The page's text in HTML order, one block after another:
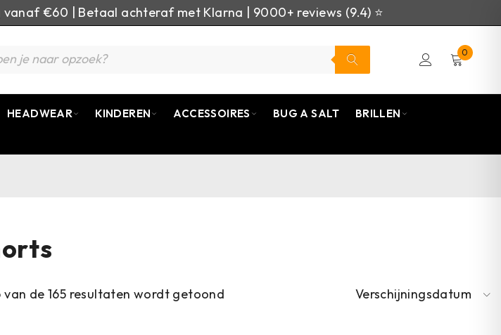
vanaf €60 | Betaal achteraf met Klarna | 9000+ reviews (9.4) ⭐
0
HEADWEAR KINDEREN ACCESSOIRES BUG A SALT
BRILLEN
van de 165 resultaten wordt getoond Verschijningsdatum